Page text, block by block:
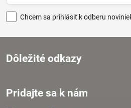
Chcem sa prihlásiť k odberu
Dôležité odkazy
Pridajte sa k nám